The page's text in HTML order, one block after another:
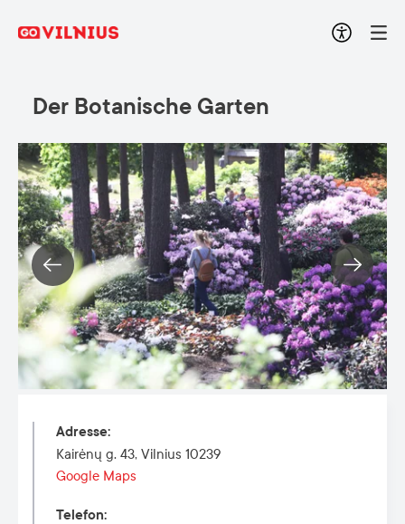
Der Botanische Garten
Adresse:
Kairėnų g. 43, Vilnius 10239
Google Maps
Telefon: